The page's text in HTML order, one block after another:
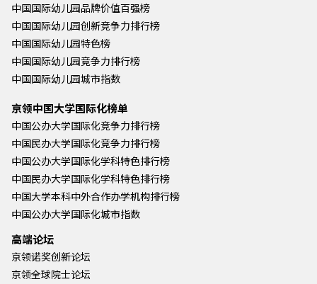
中国国际幼儿园品牌价值百强榜
中国国际幼儿园创新竞争力排行榜
中国国际幼儿园特色榜
中国国际幼儿园竞争力排行榜
中国国际幼儿园城市指数
京领中国大学国际化榜单
中国公办大学国际化竞争力排行榜
中国民办大学国际化竞争力排行榜
中国公办大学国际化学科特色排行榜
中国民办大学国际化学科特色排行榜
中国大学本科中外合作办学机构排行榜
中国公办大学国际化城市指数
高端论坛
京领诺奖创新论坛
京领全球院士论坛